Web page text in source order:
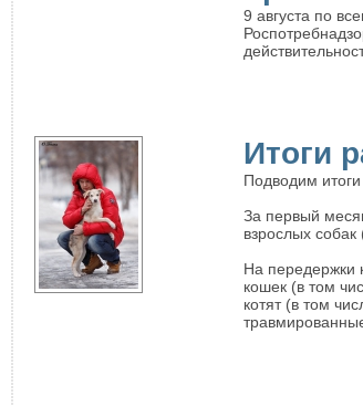
9 августа по
Итоги
Подводим
За первый
взрослых
На передержки
кошек (в том
котят (в том